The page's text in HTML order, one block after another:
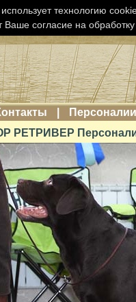
Персоналии
РЕТРИВЕР
технологию
Ваше согласие на